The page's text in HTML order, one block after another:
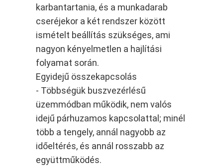
karbantartania, és a munkadarab
cseréjekor a két rendszer között
ismételt beállítás szükséges, ami
nagyon kényelmetlen a hajlítási
folyamat során.
Egyidejű összekapcsolás
- Többségük buszvezérlésű
üzemmódban működik, nem valós
idejű párhuzamos kapcsolattal; minél
több a tengely, annál nagyobb az
időeltérés, és annál rosszabb az
együttműködés.